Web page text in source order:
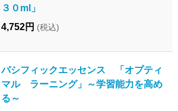
３０ml」
4,752円 (税込)
パシフィックエッセンス 「オプティ
マル ラーニング」～学習能力を高め
る～